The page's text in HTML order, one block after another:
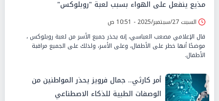
مذيع ينفعل على الهواء بسبب لعبة "روبلوكس"
السبت 27/سبتمبر/2025 - 10:51 ص
قال الإعلامي مصعب العباسي، إنه يحذر جميع الأسر من لعبة روبلوكس ،
موضحًا أنها خطر على الأطفال، وعلى الأسر، ولذلك على الجميع مراقبة
الأطفال.
أمر كارثي.. جمال فرويز يحذر المواطنين من
الوصفات الطبية للذكاء الاصطناعي